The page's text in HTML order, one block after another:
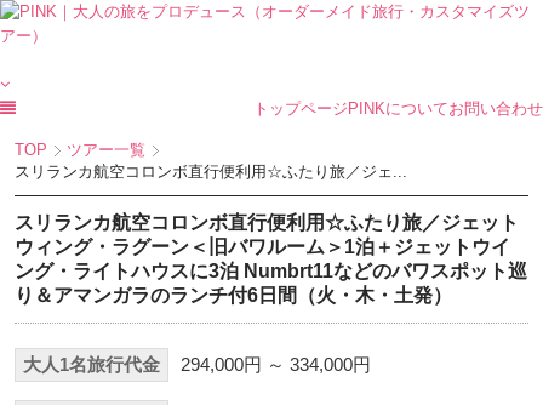
トップページ PINKについてお問い合わせ
TOP
ツアー一覧
スリランカ航空コロンボ直行便利用☆ふたり旅／ジェ...
スリランカ航空コロンボ直行便利用☆ふたり旅／ジェット
ウィング・ラグーン＜旧バワルーム＞1泊＋ジェットウイ
ング・ライトハウスに3泊 Numbrt11などのバワスポット巡
り＆アマンガラのランチ付6日間（火・木・土発）
大人1名旅行代金 294,000円 ～ 334,000円